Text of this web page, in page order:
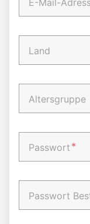
E-Mail-
Land
Altersgruppe
Passwort *
Passwort